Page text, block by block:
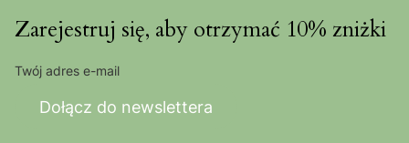
Zarejestruj się, aby otrzymać 10% zniżki
Twój adres e-mail
Dołącz do newslettera